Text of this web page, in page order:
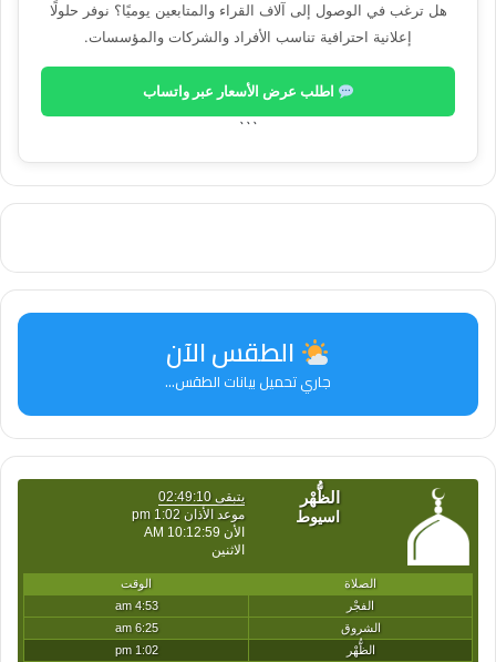
هل ترغب في الوصول إلى آلاف القراء والمتابعين يوميًا؟ نوفر حلولًا
إعلانية احترافية تناسب الأفراد والشركات والمؤسسات.
اطلب عرض الأسعار عبر واتساب
```
الطقس الآن
جاري تحميل بيانات الطقس...